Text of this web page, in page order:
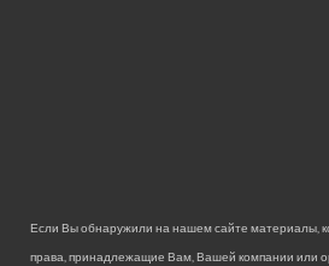
Если Вы обнаружили на нашем сайте материалы,
права, принадлежащие Вам, Вашей компании или